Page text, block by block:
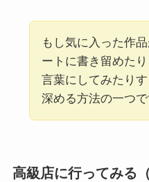
もし気に入った作
ートに書き留めた
言葉にしてみたり
深める方法の一つで
高級店に行ってみる